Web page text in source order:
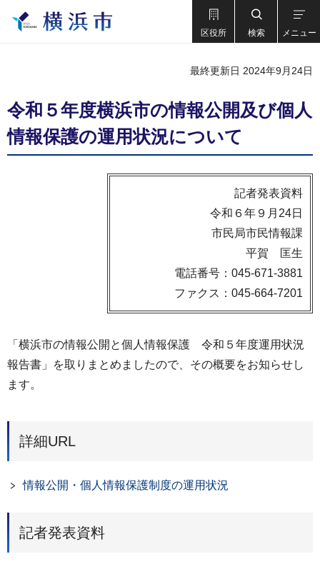
区役所 検索 メニュー
最終更新日 2024年9月24日
令和５年度横浜市の情報公開及び個人
情報保護の運用状況について
記者発表資料
令和６年９月24日
市民局市民情報課
平賀 匡生
電話番号：045-671-3881
ファクス：045-664-7201
「横浜市の情報公開と個人情報保護 令和５年度運用状況
報告書」を取りまとめましたので、その概要をお知らせし
ます。
詳細URL
情報公開・個人情報保護制度の運用状況
記者発表資料